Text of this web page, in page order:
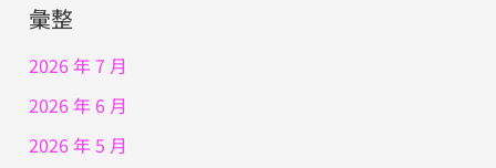
彙整
2026 年 7 月
2026 年 6 月
2026 年 5 月